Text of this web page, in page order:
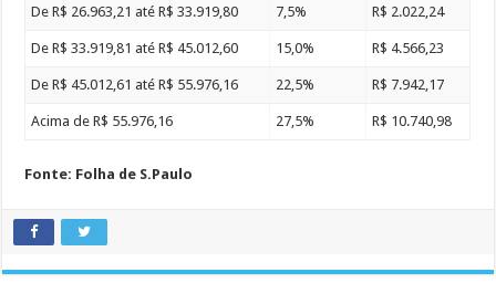
De R$ 26.963,21 até R$ 33.919,80 7,5% R$ 2.022,24
De R$ 33.919,81 até R$ 45.012,60 15,0% R$ 4.566,23
De R$ 45.012,61 até R$ 55.976,16 22,5% R$ 7.942,17
Acima de R$ 55.976,16 27,5% R$ 10.740,98
Fonte: Folha de S.Paulo